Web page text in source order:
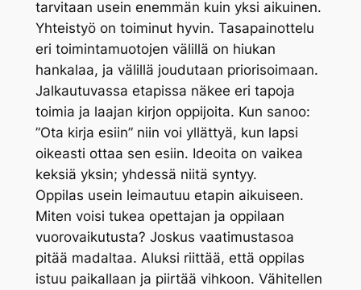
tarvitaan usein enemmän kuin yksi aikuinen.
Yhteistyö on toiminut hyvin. Tasapainottelu
eri toimintamuotojen välillä on hiukan
hankalaa, ja välillä joudutaan priorisoimaan.
Jalkautuvassa etapissa näkee eri tapoja
toimia ja laajan kirjon oppijoita. Kun sanoo:
”Ota kirja esiin” niin voi yllättyä, kun lapsi
oikeasti ottaa sen esiin. Ideoita on vaikea
keksiä yksin; yhdessä niitä syntyy.
Oppilas usein leimautuu etapin aikuiseen.
Miten voisi tukea opettajan ja oppilaan
vuorovaikutusta? Joskus vaatimustasoa
pitää madaltaa. Aluksi riittää, että oppilas
istuu paikallaan ja piirtää vihkoon. Vähitellen